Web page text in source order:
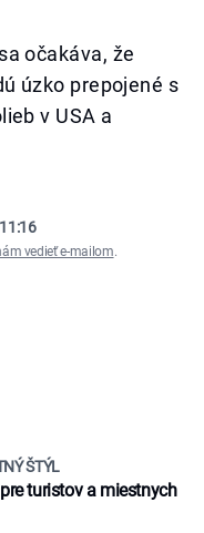
očakáva, že
úzko prepojené s
v USA a
vedieť e-mailom.
ŠTÝL
turistov a miestnych